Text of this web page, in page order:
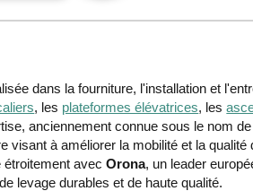
dans la fourniture, l'installation et
, les plateformes élévatrices, les
anciennement connue sous le nom
à améliorer la mobilité et la qualité
étroitement avecOrona, un leader
levage durables et de haute qualité.